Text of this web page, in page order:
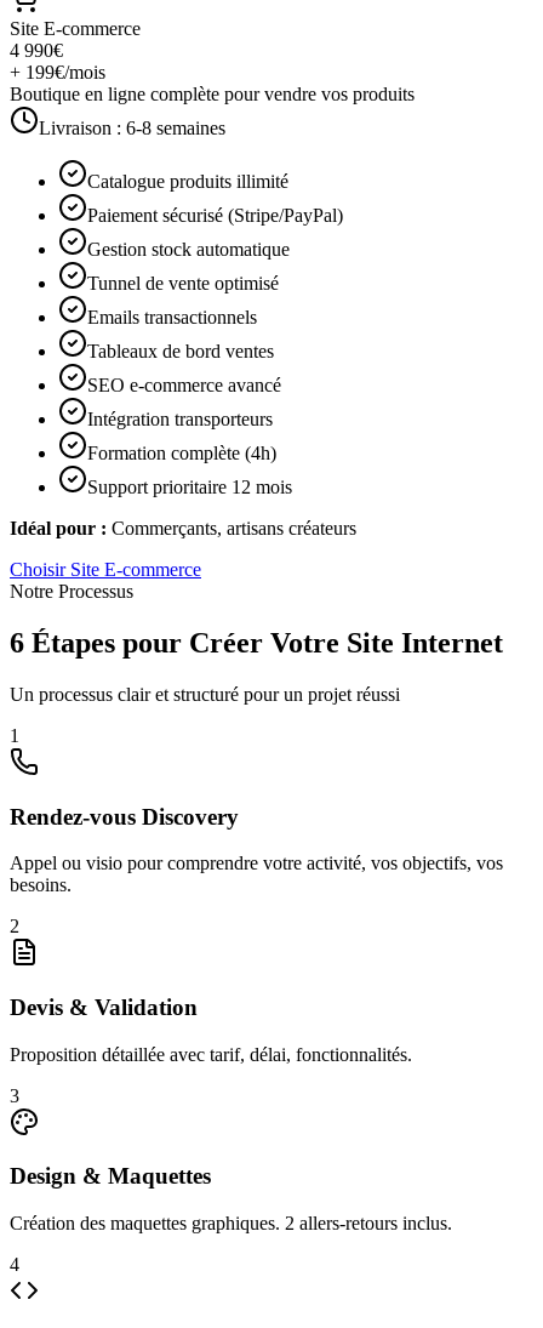
Site E-commerce
4 990€
+ 199€/mois
Boutique en ligne complète pour vendre vos produits
Livraison : 6-8 semaines
Catalogue produits illimité
Paiement sécurisé (Stripe/PayPal)
Gestion stock automatique
Tunnel de vente optimisé
Emails transactionnels
Tableaux de bord ventes
SEO e-commerce avancé
Intégration transporteurs
Formation complète (4h)
Support prioritaire 12 mois
Idéal pour : Commerçants, artisans créateurs
Choisir Site E-commerce
Notre Processus
6 Étapes pour Créer Votre Site Internet
Un processus clair et structuré pour un projet réussi
1
Rendez-vous Discovery
Appel ou visio pour comprendre votre activité, vos objectifs, vos
besoins.
2
Devis & Validation
Proposition détaillée avec tarif, délai, fonctionnalités.
3
Design & Maquettes
Création des maquettes graphiques. 2 allers-retours inclus.
4